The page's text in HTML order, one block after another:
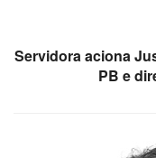
Servidora aciona
PB e